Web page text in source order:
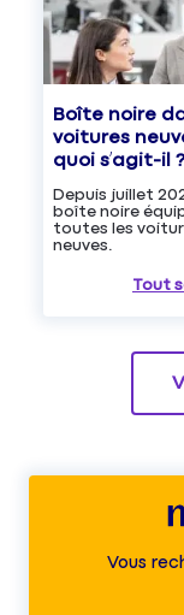
Boîte noire
voitures
quoi s’agit-il ?
Depuis juillet
boîte noire
toutes les
neuves.
Tout
Vous